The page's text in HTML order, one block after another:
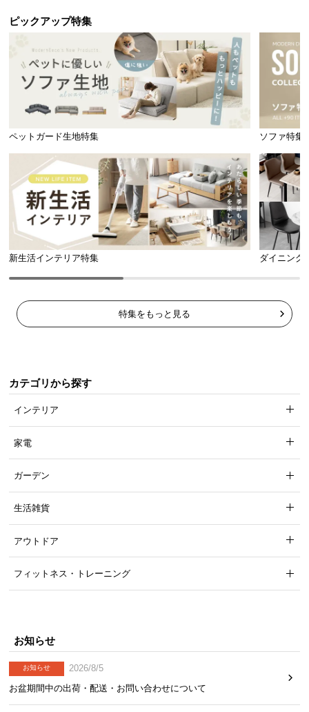
ピックアップ特集
ペットガード生地特集 ソファ特集
新生活インテリア特集 ダイニング
特集をもっと見る
カテゴリから探す
インテリア
家電
ガーデン
生活雑貨
アウトドア
フィットネス・トレーニング
お知らせ
お知らせ
2026/8/5
お盆期間中の出荷・配送・お問い合わせについて